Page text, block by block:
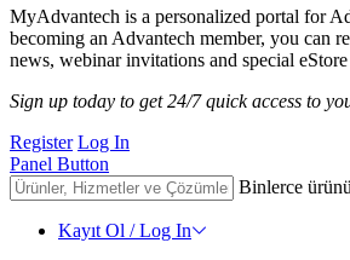
MyAdvantech is a personalized portal for
becoming an Advantech member, you can
news, webinar invitations and special
Sign up today to get 24/7 quick access to
Register Log In
Panel Button
Binlerce
Kayıt Ol / Log In